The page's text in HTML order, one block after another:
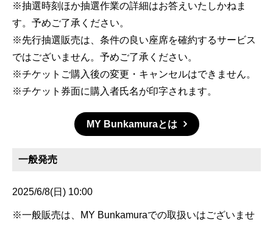
※抽選時刻ほか抽選作業の詳細はお答えいたしかねま
す。予めご了承ください。
※先行抽選販売は、条件の良い座席を確約するサービス
ではございません。予めご了承ください。
※チケットご購入後の変更・キャンセルはできません。
※チケット券面に購入者氏名が印字されます。
MY Bunkamuraとは
一般発売
2025/6/8(日) 10:00
※一般販売は、MY Bunkamuraでの取扱いはございませ